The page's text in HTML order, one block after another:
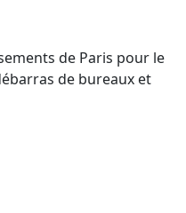
de Paris pour le
de bureaux et